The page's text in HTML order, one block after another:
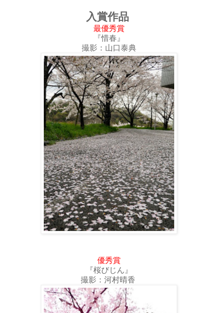
入賞作品
最優秀賞
『惜春』
撮影：山口泰典
優秀賞
『桜びじん』
撮影：河村晴香